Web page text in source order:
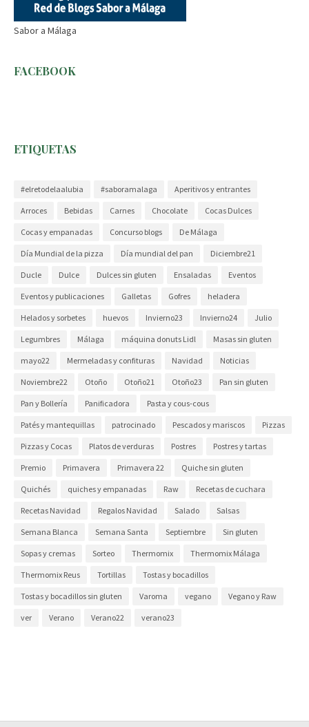
Sabor a Málaga
FACEBOOK
ETIQUETAS
#elretodelaalubia #saboramalaga Aperitivos y entrantes
Arroces Bebidas Carnes Chocolate Cocas Dulces
Cocas y empanadas Concurso blogs De Málaga
Día Mundial de la pizza Día mundial del pan Diciembre21
Ducle Dulce Dulces sin gluten Ensaladas Eventos
Eventos y publicaciones Galletas Gofres heladera
Helados y sorbetes huevos Invierno23 Invierno24 Julio
Legumbres Málaga máquina donuts Lidl Masas sin gluten
mayo22 Mermeladas y confituras Navidad Noticias
Noviembre22 Otoño Otoño21 Otoño23 Pan sin gluten
Pan y Bollería Panificadora Pasta y cous-cous
Patés y mantequillas patrocinado Pescados y mariscos Pizzas
Pizzas y Cocas Platos de verduras Postres Postres y tartas
Premio Primavera Primavera 22 Quiche sin gluten
Quichés quiches y empanadas Raw Recetas de cuchara
Recetas Navidad Regalos Navidad Salado Salsas
Semana Blanca Semana Santa Septiembre Sin gluten
Sopas y cremas Sorteo Thermomix Thermomix Málaga
Thermomix Reus Tortillas Tostas y bocadillos
Tostas y bocadillos sin gluten Varoma vegano Vegano y Raw
ver Verano Verano22 verano23